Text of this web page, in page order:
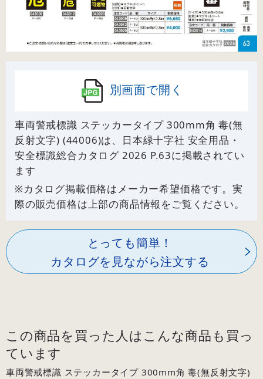
別画面で開く
車両警戒標識 ステッカータイプ 300mm角 毒(無
反射文字) (44006)は、日本緑十字社 安全用品・
安全標識総合カタログ 2026 P.63に掲載されてい
ます
※カタログ掲載価格はメーカー希望価格です。実
際の販売価格は上部の商品情報をご覧ください。
とっても簡単！
カタログを見ながら注文する
この商品を買った人はこんな商品も買っ
ています
車両警戒標識 ステッカータイプ 300mm角 毒(無反射文字)